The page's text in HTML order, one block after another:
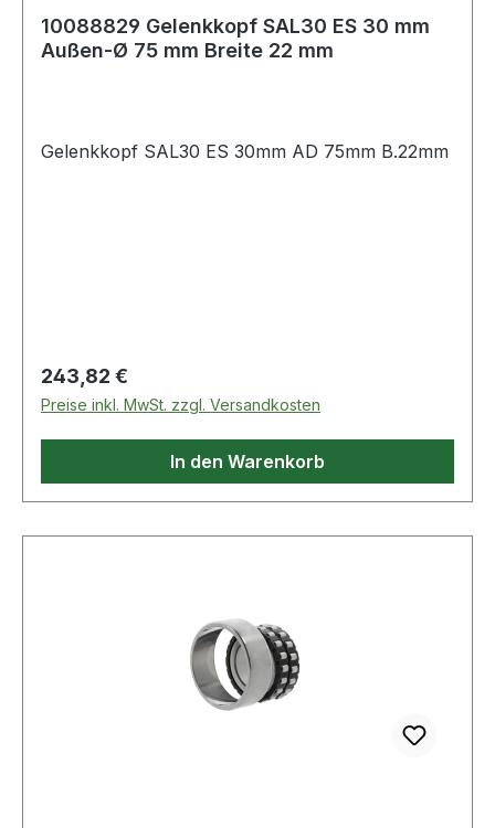
10088829 Gelenkkopf SAL30 ES 30 mm
Außen-Ø 75 mm Breite 22 mm
Gelenkkopf SAL30 ES 30mm AD 75mm B.22mm
Regulärer Preis:
243,82 €
Preise inkl. MwSt. zzgl. Versandkosten
In den Warenkorb